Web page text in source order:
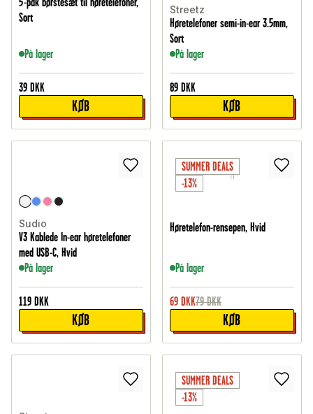
Sort
På lager
39 DKK
KØB
Streetz
Høretelefoner semi-in-ear 3.5mm,
Sort
På lager
89 DKK
KØB
Sudio
V3 Kablede In-ear høretelefoner
med USB-C, Hvid
På lager
119 DKK
KØB
SUMMER DEALS
-13%
Høretelefon-rensepen, Hvid
På lager
69 DKK79 DKK
KØB
SUMMER DEALS
-13%